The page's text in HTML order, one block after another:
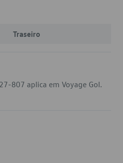
Traseiro
807 aplica em Voyage Gol.